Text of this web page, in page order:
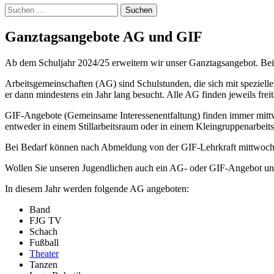
Suchen
nach:
Ganztagsangebote AG und GIF
Ab dem Schuljahr 2024/25 erweitern wir unser Ganztagsangebot.
Arbeitsgemeinschaften (AG) sind Schulstunden, die sich mit
er dann mindestens ein Jahr lang besucht. Alle AG finden jeweils
GIF-Angebote (Gemeinsame Interessenentfaltung) finden immer
entweder in einem Stillarbeitsraum oder in einem
Bei Bedarf können nach Abmeldung von der GIF-Lehrkraft
Wollen Sie unseren Jugendlichen auch ein AG- oder GIF-Angebot
In diesem Jahr werden folgende AG angeboten:
Band
FJG TV
Schach
Fußball
Theater
Tanzen